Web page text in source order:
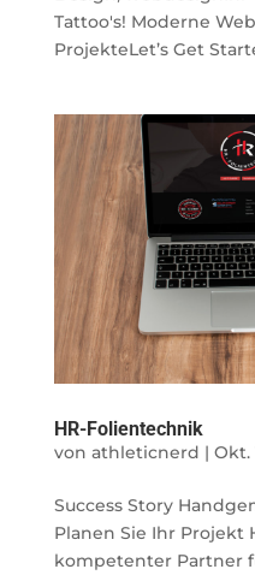
Tattoo's! Moderne
ProjekteLet’s Get
HR-Folientechnik
von athleticnerd | Okt.
Success Story
Planen Sie Ihr Projekt
kompetenter Partner